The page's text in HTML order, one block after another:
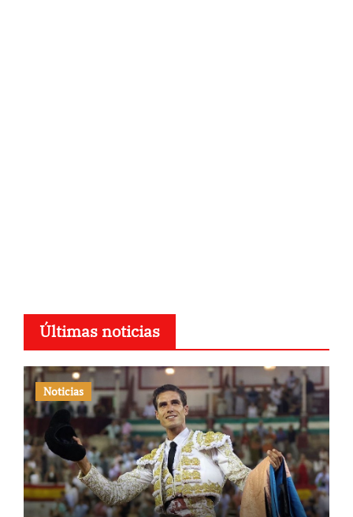
Últimas noticias
Noticias